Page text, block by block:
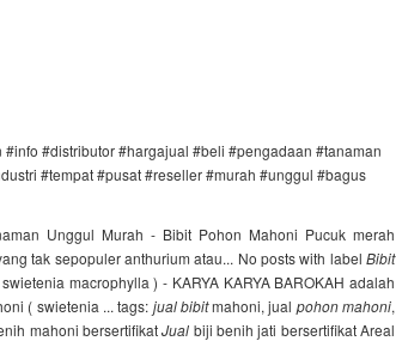
#distributor #hargajual #beli #pengadaan #tanaman
#tempat #pusat #reseller #murah #unggul #bagus
Unggul Murah - Bibit Pohon Mahoni Pucuk merah
tak sepopuler anthurium atau... No posts with label Bibit
macrophylla ) - KARYA KARYA BAROKAH adalah
( swietenia ... tags: jual bibitmahoni, jual pohon mahoni,
mahoni bersertifikatJual biji benih jati bersertifikat Areal